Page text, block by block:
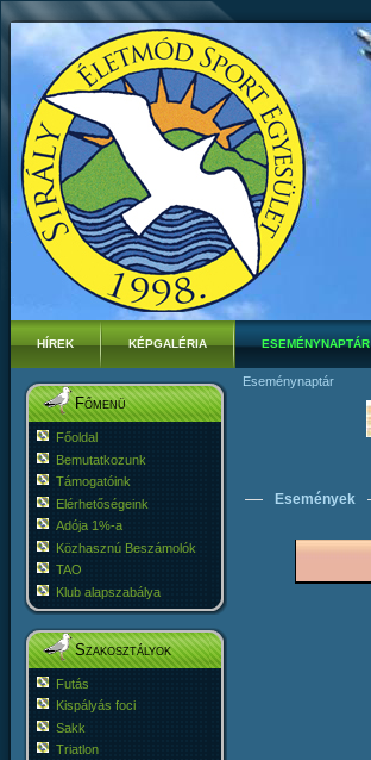
HÍREK KÉPGALÉRIA ESEMÉNYNAPTÁR
Főmenü
Főoldal
Bemutatkozunk
Támogatóink
Elérhetőségeink
Adója 1%-a
Közhasznú Beszámolók
TAO
Klub alapszabálya
Szakosztályok
Futás
Kispályás foci
Sakk
Triatlon
Eseménynaptár
Események